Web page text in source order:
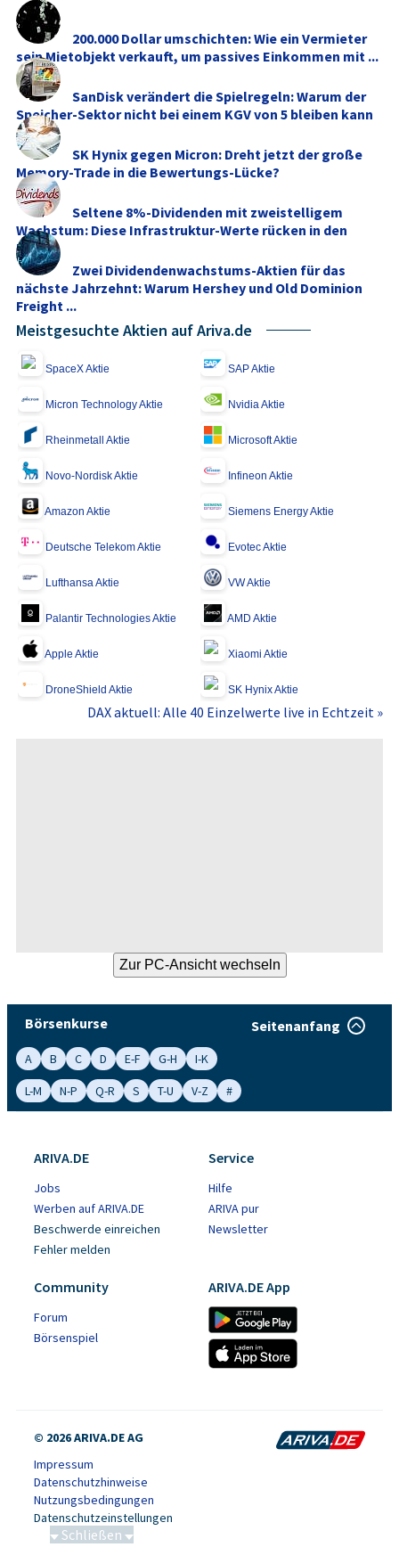
200.000 Dollar umschichten: Wie ein Vermieter
sein Mietobjekt verkauft, um passives Einkommen mit ...
SanDisk verändert die Spielregeln: Warum der
Speicher-Sektor nicht bei einem KGV von 5 bleiben kann
SK Hynix gegen Micron: Dreht jetzt der große
Memory‑Trade in die Bewertungs-Lücke?
Seltene 8%-Dividenden mit zweistelligem
Wachstum: Diese Infrastruktur-Werte rücken in den
Fokus
Zwei Dividendenwachstums-Aktien für das
nächste Jahrzehnt: Warum Hershey und Old Dominion
Freight ...
Meistgesuchte Aktien auf Ariva.de
SpaceX Aktie SAP Aktie
Micron Technology Aktie Nvidia Aktie
Rheinmetall Aktie Microsoft Aktie
Novo-Nordisk Aktie Infineon Aktie
Amazon Aktie Siemens Energy Aktie
Deutsche Telekom Aktie Evotec Aktie
Lufthansa Aktie VW Aktie
Palantir Technologies Aktie AMD Aktie
Apple Aktie Xiaomi Aktie
DroneShield Aktie SK Hynix Aktie
DAX aktuell: Alle 40 Einzelwerte live in Echtzeit »
Börsenkurse Seitenanfang
A B C D E-F G-H
I-K
L-M
N-P Q-R S T-U V-Z #
ARIVA.DE
Jobs
Werben auf ARIVA.DE
Beschwerde einreichen
Fehler melden
Service
Hilfe
ARIVA pur
Newsletter
Community
Forum
Börsenspiel
ARIVA.DE App
© 2026 ARIVA.DE AG
Impressum
Datenschutzhinweise
Nutzungsbedingungen
Datenschutzeinstellungen
Schließen